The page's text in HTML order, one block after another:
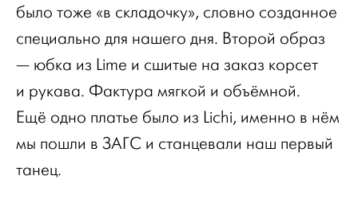
было тоже «в складочку», словно созданное
специально для нашего дня. Второй образ
— юбка из Lime и сшитые на заказ корсет
и рукава. Фактура мягкой и объёмной.
Ещё одно платье было из Lichi, именно в нём
мы пошли в ЗАГС и станцевали наш первый
танец.